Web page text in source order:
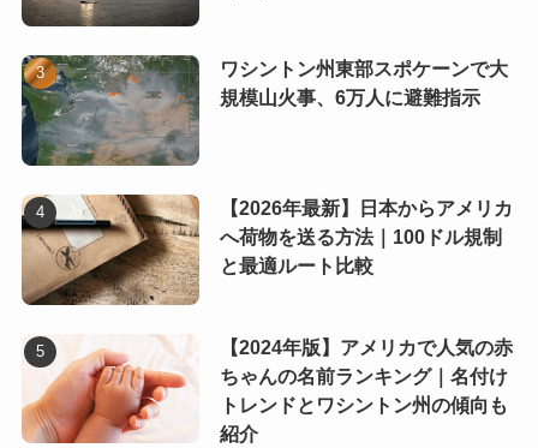
ワシントン州東部スポケーンで大
規模山火事、6万人に避難指示
【2026年最新】日本からアメリカ
へ荷物を送る方法｜100ドル規制
と最適ルート比較
【2024年版】アメリカで人気の赤
ちゃんの名前ランキング｜名付け
トレンドとワシントン州の傾向も
紹介